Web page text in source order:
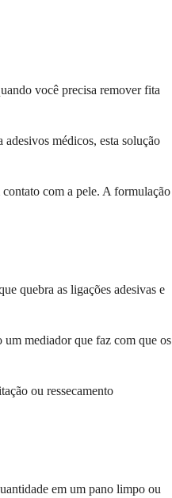
você precisa remover fita
médicos, esta solução
contato com a pele. A formulação
quebra as ligações adesivas e
um mediador que faz com que os
ou ressecamento
em um pano limpo ou